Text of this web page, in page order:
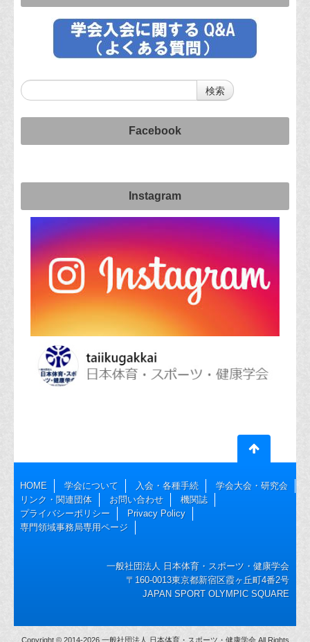
Facebook
Instagram
HOME 学会について 入会・各種手続
学会大会・研究会
リンク・関連団体
お問い合わせ
機関誌
プライバシーポリシー
Privacy Policy
専門領域事務局専用ページ
一般社団法人 日本体育・スポーツ・健康学会
〒160-0013東京都新宿区霞ヶ丘町4番2号
JAPAN SPORT OLYMPIC SQUARE
Copyright © 2014-2026 一般社団法人 日本体育・スポーツ・健康学会 All Rights